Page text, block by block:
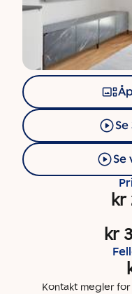
Se
Se
kr
kr
Kontakt megler